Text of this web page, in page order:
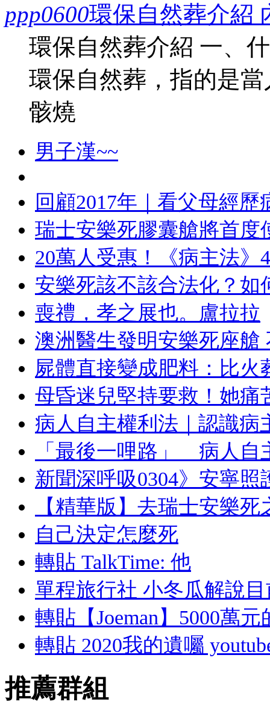
ppp0600環保自然葬介紹
環保自然葬介紹 一、
環保自然葬，指的是
骸燒
男子漢~~
回顧2017年｜看父母經
瑞士安樂死膠囊艙將首度
20萬人受惠！《病主法》
安樂死該不該合法化？如
喪禮，孝之展也。盧拉拉
澳洲醫生發明安樂死座艙
屍體直接變成肥料：比火
母昏迷兒堅持要救！她痛
病人自主權利法｜認識病
「最後一哩路」 病人
新聞深呼吸0304》安寧
【精華版】去瑞士安樂
自己決定怎麼死
轉貼 TalkTime: 他
單程旅行社 小冬瓜解說
轉貼【Joeman】5000萬
轉貼 2020我的遺囑
推薦群組